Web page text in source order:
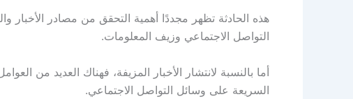
هذه الحادثة تظهر مجددًا أهمية التحقق من مصادر
التواصل الاجتماعي وزيف المعلومات.
أما بالنسبة لانتشار الأخبار المزيفة، فهناك العديد من
السريعة على وسائل التواصل الاجتماعي.